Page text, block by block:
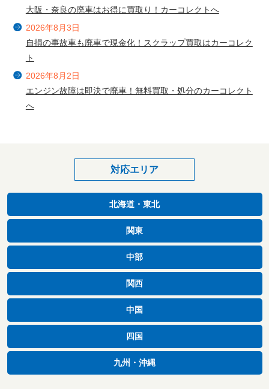
大阪・奈良の廃車はお得に買取り！カーコレクトへ
2026年8月3日
自損の事故車も廃車で現金化！スクラップ買取はカーコレク
ト
2026年8月2日
エンジン故障は即決で廃車！無料買取・処分のカーコレクト
へ
対応エリア
北海道・東北
関東
中部
関西
中国
四国
九州・沖縄